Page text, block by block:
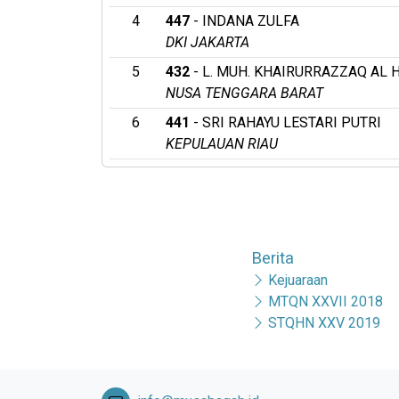
4 447 - INDANA ZULFA
DKI JAKARTA
5
432 - L. MUH. KHAIRURRAZZAQ AL
NUSA TENGGARA BARAT
6
441 - SRI RAHAYU LESTARI PUTRI
KEPULAUAN RIAU
Berita
Kejuaraan
MTQN XXVII 2018
STQHN XXV 2019